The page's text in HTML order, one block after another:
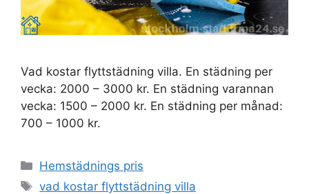
Vad kostar flyttstädning villa. En städning per
vecka: 2000 – 3000 kr. En städning varannan
vecka: 1500 – 2000 kr. En städning per månad:
700 – 1000 kr.
Kategorier
Hemstädnings pris
Etiketter
vad kostar flyttstädning villa